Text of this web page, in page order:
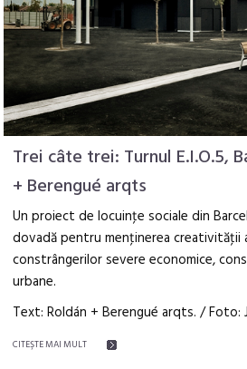
Trei câte trei: Turnul E.I.O.5,
+ Berengué arqts
Un proiect de locuinţe sociale din
dovadă pentru menţinerea creativităţii
constrângerilor severe economice,
urbane.
Text: Roldán + Berengué arqts. / Foto:
CITEŞTE MAI MULT